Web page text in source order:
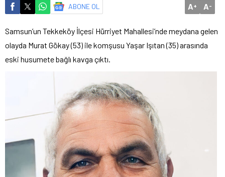
ABONE OL A+ A-
Samsun’un Tekkeköy İlçesi Hürriyet Mahallesi’nde meydana gelen
olayda Murat Gökay (53) ile komşusu Yaşar Işıtan (35) arasında
eski husumete bağlı kavga çıktı.